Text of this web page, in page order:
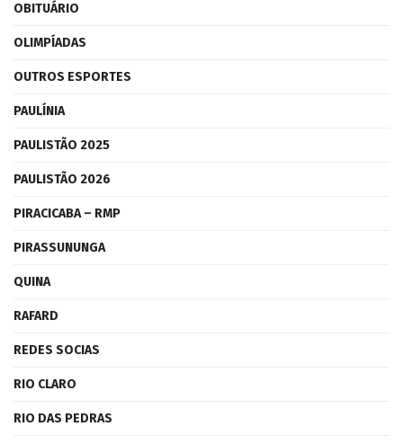
OBITUÁRIO
OLIMPÍADAS
OUTROS ESPORTES
PAULÍNIA
PAULISTÃO 2025
PAULISTÃO 2026
PIRACICABA – RMP
PIRASSUNUNGA
QUINA
RAFARD
REDES SOCIAS
RIO CLARO
RIO DAS PEDRAS